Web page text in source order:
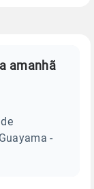
amanhã
-